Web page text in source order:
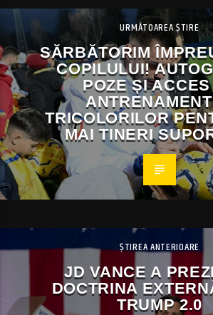
URMĂTOAREA ȘTIRE
SĂRBĂTORIM
COPILULUI!
POZE ȘI
TRICOLORILOR
MAI TINERI
ȘTIREA ANTERIOARE
JD VANCE A
DOCTRINA
TRUMP 2.0